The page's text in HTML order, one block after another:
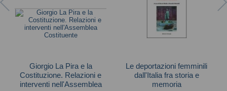
Giorgio La Pira e la
Costituzione. Relazioni e
interventi nell'Assemblea
Le deportazioni femminili
dall'Italia fra storia e
memoria